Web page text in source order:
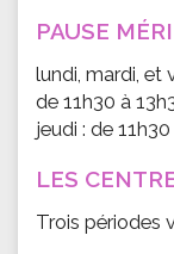
PAUSE
lundi, mardi, et
de 11h30 à
jeudi : de
LES
Trois périodes